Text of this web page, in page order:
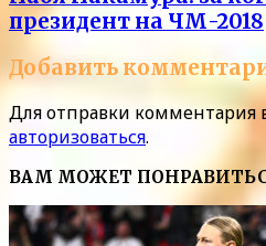
президент на ЧМ-2018
Добавить
Для отправки комментария
авторизоваться.
ВАМ МОЖЕТ